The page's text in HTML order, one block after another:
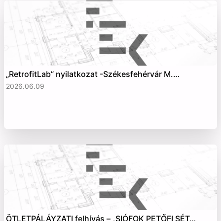
„RetrofitLab” nyilatkozat -Székesfehérvár M.…
2026.06.09
ÖTLETPÁLÁYZATI felhívás – „SIÓFOK PETŐFI SÉT…